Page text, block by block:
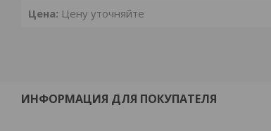
Цена: Цену уточняйте
ИНФОРМАЦИЯ ДЛЯ ПОКУПАТЕЛЯ